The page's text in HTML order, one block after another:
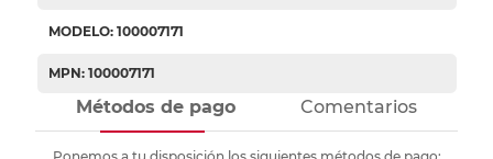
MODELO: 100007171
MPN: 100007171
Métodos de pago Comentarios